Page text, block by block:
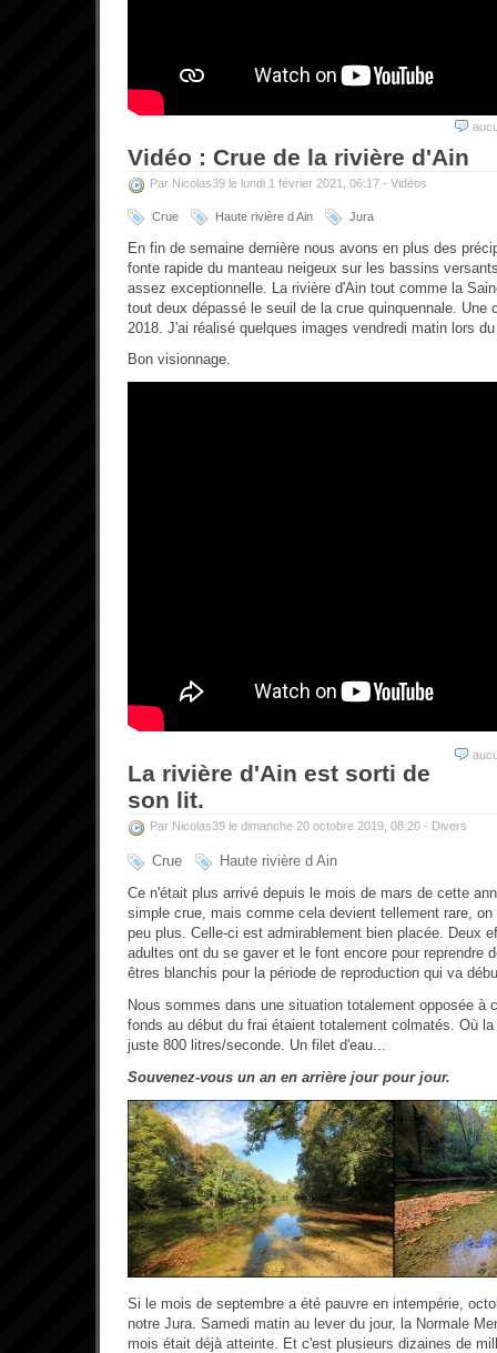
Vidéo : Crue de la rivière d'Ain
Par Nicolas39 le lundi 1 février 2021, 06:17 - Vidéos
Crue Haute rivière d Ain Jura
En fin de semaine dernière nous avons en plus des
fonte rapide du manteau neigeux sur les bassins
assez exceptionnelle. La rivière d'Ain tout comme la
tout deux dépassé le seuil de la crue quinquennale. Une
2018. J'ai réalisé quelques images vendredi matin lors
Bon visionnage.
La rivière d'Ain est sorti de
son lit.
Par Nicolas39 le dimanche 20 octobre 2019, 08:20 - Divers
Crue
Haute rivière d Ain
Ce n'était plus arrivé depuis le mois de mars de cette
simple crue, mais comme cela devient tellement rare,
peu plus. Celle-ci est admirablement bien placée. Deux
adultes ont du se gaver et le font encore pour reprendre
êtres blanchis pour la période de reproduction qui va
Nous sommes dans une situation totalement opposée à
fonds au début du frai étaient totalement colmatés. Où
juste 800 litres/seconde. Un filet d'eau...
Souvenez-vous un an en arrière jour pour jour.
Si le mois de septembre a été pauvre en intempérie,
notre Jura. Samedi matin au lever du jour, la Normale
mois était déjà atteinte. Et c'est plusieurs dizaines de